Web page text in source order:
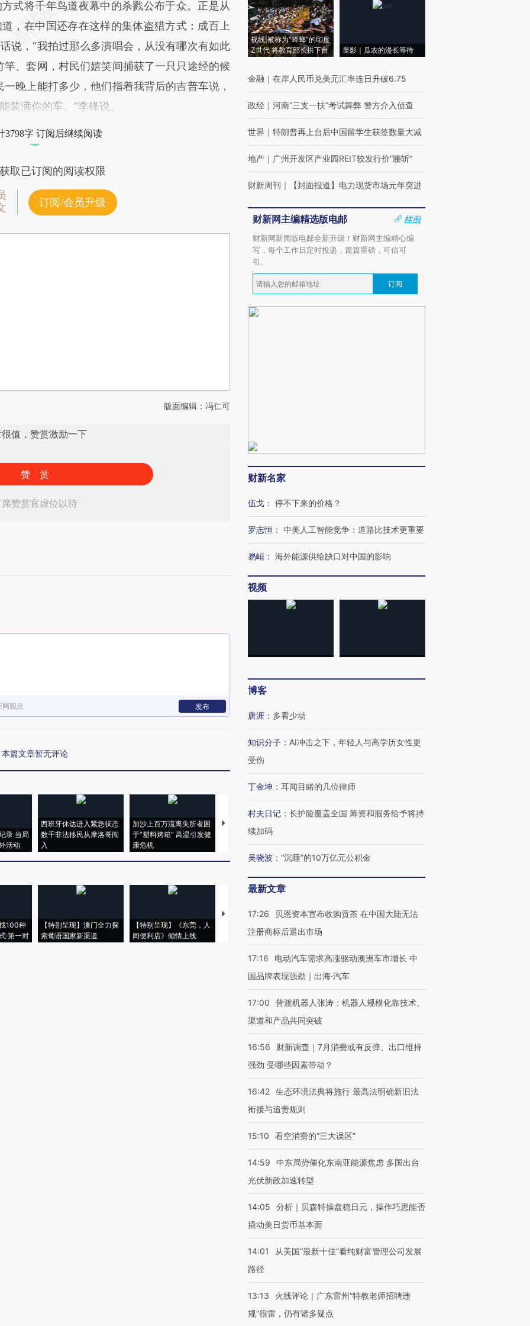
将千年鸟道夜幕中的杀戮公布于众。正是从
，在中国还存在这样的集体盗猎方式：成百上
说，“我拍过那么多演唱会，从没有哪次有如此
、套网，村民们嬉笑间捕获了一只只途经的候
晚上能打多少，他们指着我背后的吉普车说，
装满你的车。”李锋说。
3798字 订阅后继续阅读
取已订阅的阅读权限
订阅/会员升级
版面编辑：冯仁可
值，赞赏激励一下
赞 赏
赞赏官虚位以待
网观点 发布
本篇文章暂无评论
录 当局
活动
西班牙休达进入紧急状态
数千非法移民从摩洛哥闯
入
加沙上百万流离失所者困
于“塑料烤箱” 高温引发健
康危机
视线｜HYROX的吸金
术：是什么让中产们甘
心“花钱找虐”？
毒品
育部长拱下台
100种
·第一对
【特别呈现】澳门全力探
索葡语国家新渠道
【特别呈现】《东莞，人
间便利店》倾情上线
【推广】走进第四届链博
有意思的生活方式·第三对
【商旅对话】华住集团
视线|被称为“蟑螂”的印度
Z世代 将教育部长拱下台
显影｜瓜农的漫长等待
金融 ｜ 在岸人民币兑美元汇率连日升破6.75
政经 ｜ 河南“三支一扶”考试舞弊 警方介入侦查
世界 ｜ 特朗普再上台后中国留学生获签数量大减
地产 ｜ 广州开发区产业园REIT较发行价“腰斩”
财新周刊 ｜ 【封面报道】电力现货市场元年突进
财新网主编精选版电邮
样例
财新网新闻版电邮全新升级！财新网主编精心编
写，每个工作日定时投递，篇篇重磅，可信可
引。
订阅
财新名家
伍戈 ： 停不下来的价格？
罗志恒 ： 中美人工智能竞争：道路比技术更重要
易峘 ： 海外能源供给缺口对中国的影响
视频
博客
唐涯 ： 多看少动
知识分子 ： AI冲击之下，年轻人与高学历女性更
受伤
丁金坤 ： 耳闻目睹的几位律师
村夫日记 ： 长护险覆盖全国 筹资和服务给予将持
续加码
吴晓波 ： “沉睡”的10万亿元公积金
最新文章
17:26
贝恩资本宣布收购贡茶 在中国大陆无法
注册商标后退出市场
17:16
电动汽车需求高涨驱动澳洲车市增长 中
国品牌表现强劲｜出海·汽车
17:00
普渡机器人张涛：机器人规模化靠技术、
渠道和产品共同突破
16:56
财新调查｜7月消费或有反弹、出口维持
强劲 受哪些因素带动？
16:42 生态环境法典将施行 最高法明确新旧法
衔接与追责规则
15:10 看空消费的“三大误区”
14:59
中东局势催化东南亚能源焦虑 多国出台
光伏新政加速转型
14:05
分析｜贝森特操盘稳日元，操作巧思能否
撬动美日货币基本面
14:01
从美国“最新十佳”看纯财富管理公司发展
路径
13:13
火线评论｜广东雷州“特教老师招聘违
规”很雷，仍有诸多疑点